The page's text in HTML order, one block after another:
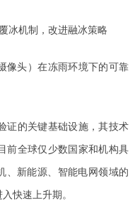
冰机制，改进融冰策略
像头）在冻雨环境下的可靠
证的关键基础设施，其技术
前全球仅少数国家和机构具
、新能源、智能电网领域的
快速上升期。